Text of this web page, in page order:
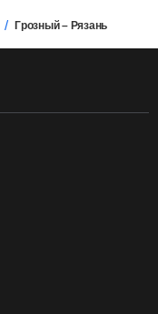
Грозный – Рязань